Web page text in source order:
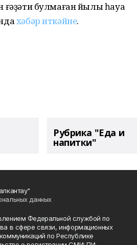
ғәҙәти булмаған йылы һауа
хәбәр иткәйне.
Рубрика "Еда и
напитки"
данных
Федеральной службой по
в сфере связи, информационных
по Республике